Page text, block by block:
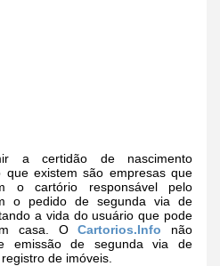
a certidão de nascimento
existem são empresas que
o cartório responsável pelo
o pedido de segunda via de
a vida do usuário que pode
casa. OCartorios.Info não
emissão de segunda via de
de imóveis.